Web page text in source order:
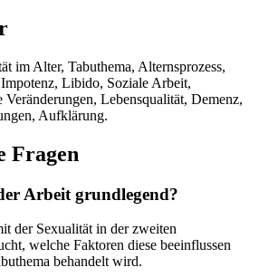
im Alter, Tabuthema, Alternsprozess,
Libido, Soziale Arbeit,
Lebensqualität, Demenz,
Aufklärung.
Fragen
Arbeit grundlegend?
der Sexualität in der zweiten
welche Faktoren diese beeinflussen
behandelt wird.